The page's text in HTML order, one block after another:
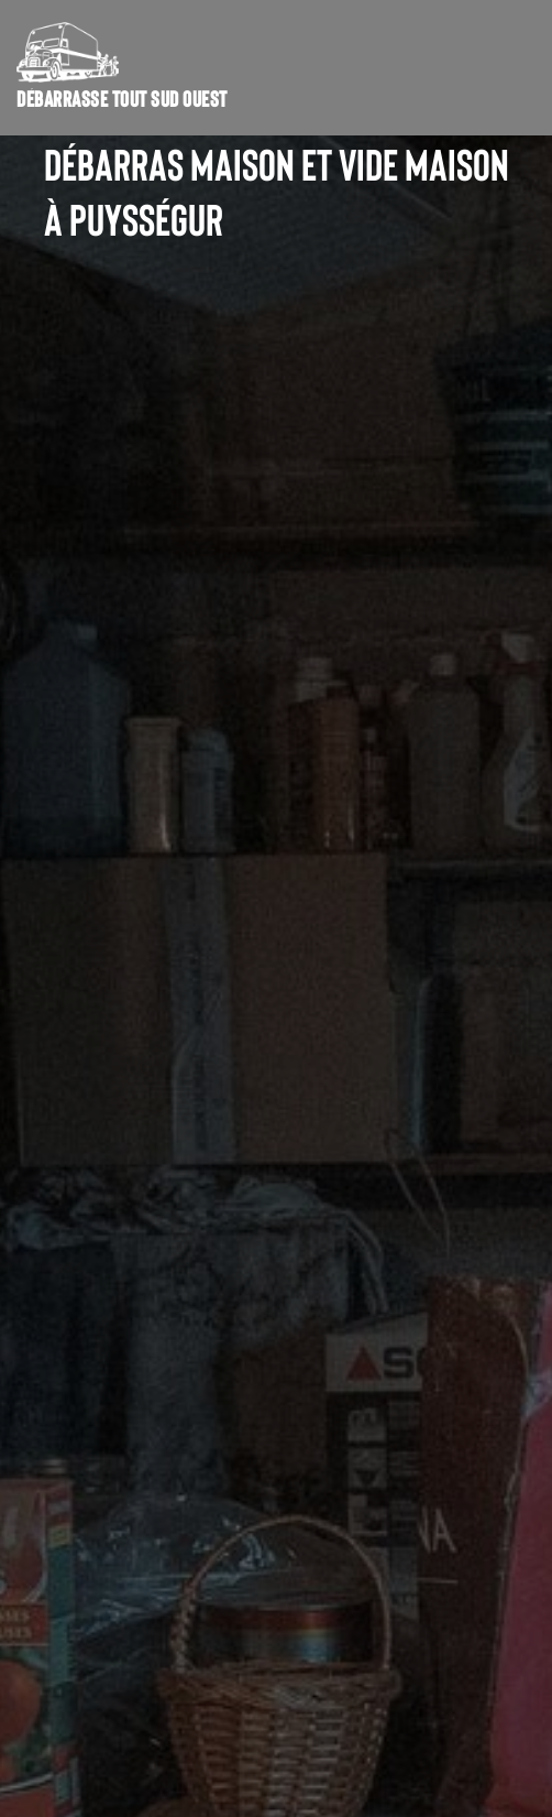
DÉBARRASSE TOUT SUD OUEST
DÉBARRAS MAISON ET VIDE MAISON
À PUYSSÉGUR